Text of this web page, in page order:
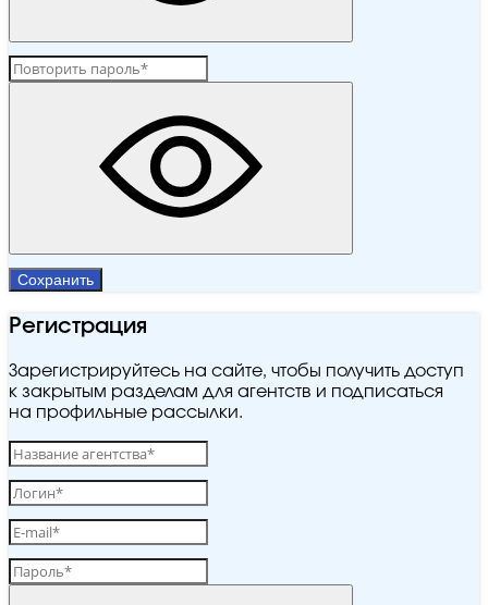
Сохранить
Регистрация
Зарегистрируйтесь на сайте, чтобы получить доступ
к закрытым разделам для агентств и подписаться
на профильные рассылки.